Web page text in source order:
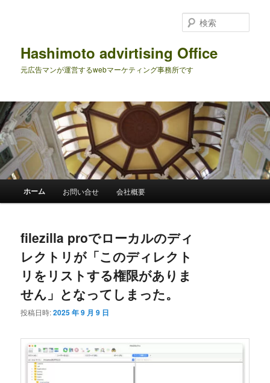
へ
移
動
移
動
Hashimoto advirtising Office
元広告マンが運営するwebマーケティング事務所です
索
ホーム お問い合せ 会社概要
filezilla proでローカルのディ
レクトリが「このディレクト
リをリストする権限がありま
せん」となってしまった。
投稿日時:2025 年 9 月 9 日